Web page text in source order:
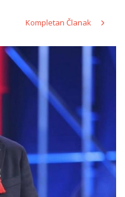
Kompletan Članak